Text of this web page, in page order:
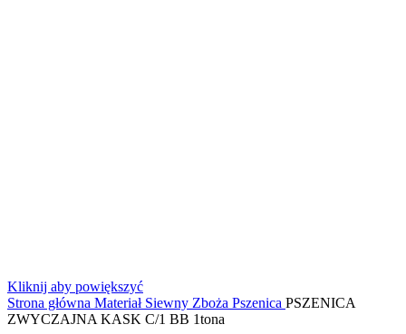
Kliknij aby powiększyć
Strona główna Materiał Siewny Zboża Pszenica PSZENICA
ZWYCZAJNA KASK C/1 BB 1tona